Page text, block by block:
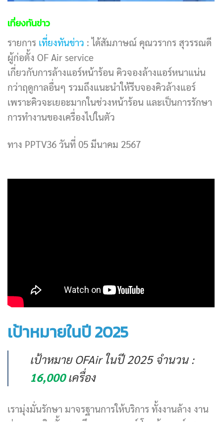
เที่ยงทันข่าว
รายการ เที่ยงทันข่าว : ได้สัมภาษณ์ คุณวรากร สุวรรณดี
ผู้ก่อตั้ง OF Air service
เกี่ยวกับการล้างแอร์หน้าร้อน คิวจองล้างแอร์หนาแน่น
กว่าฤดูกาลอื่นๆ รวมถึงแนะนำให้รีบจองคิวล้างแอร์
เพราะคิวจะเยอะมากในช่วงหน้าร้อน และเป็นการรักษา
การทำงานของเครื่องไปในตัว
ทาง PPTV36 วันที่ 05 มีนาคม 2567
เป้าหมายในปี 2025
เป้าหมาย OFAir ในปี 2025 จำนวน :
16,000 เครื่อง
เรามุ่งมั่นรักษา มาจรฐานการให้บริการ ทั้งงานล้าง งาน